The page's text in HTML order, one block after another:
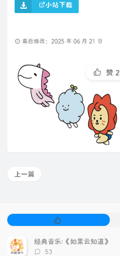
小站下载
最后修改：2025 年 06 月 21 日
赞 2
上一篇
门
文
章
经典音乐:《如果云知道》
评
53